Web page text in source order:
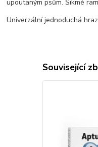
upoutaným psům. Šikmé
Univerzální jednoduchá
Související